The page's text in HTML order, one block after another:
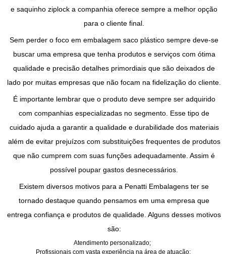
e saquinho ziplock a companhia oferece sempre a melhor opção
para o cliente final.
Sem perder o foco em embalagem saco plástico sempre deve-se
buscar uma empresa que tenha produtos e serviços com ótima
qualidade e precisão detalhes primordiais que são deixados de
lado por muitas empresas que não focam na fidelização do cliente.
É importante lembrar que o produto deve sempre ser adquirido
com companhias especializadas no segmento. Esse tipo de
cuidado ajuda a garantir a qualidade e durabilidade dos materiais
além de evitar prejuízos com substituições frequentes de produtos
que não cumprem com suas funções adequadamente. Assim é
possível poupar gastos desnecessários.
Existem diversos motivos para a Penatti Embalagens ter se
tornado destaque quando pensamos em uma empresa que
entrega confiança e produtos de qualidade. Alguns desses motivos
são:
Atendimento personalizado;
Profissionais com vasta experiência na área de atuação;